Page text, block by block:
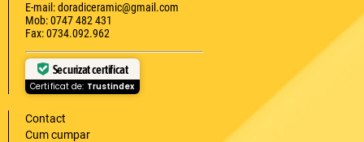
E-mail: doradiceramic@gmail.com
Mob: 0747 482 431
Fax: 0734.092.962
Securizat certificat
Certificat de: Trustindex
Contact
Cum cumpar